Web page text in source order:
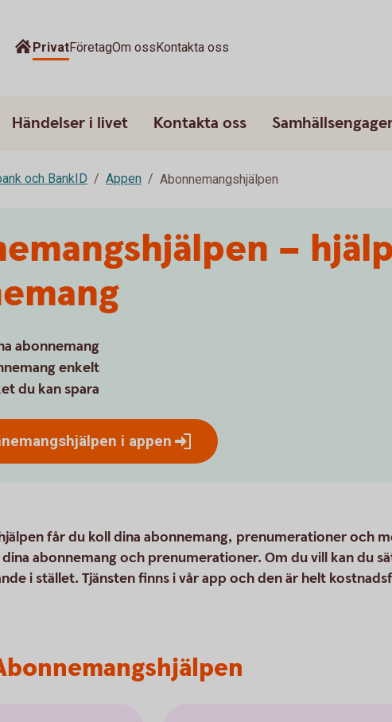
PrivatFöretagOm ossKontakta oss
Händelser i livet Kontakta oss
och BankID Appen Abonnemangshjälpen
–
abonnemang
enkelt
du kan spara
i appen
får du koll dina abonnemang, prenumerationer och
dina abonnemang och prenumerationer. Om du vill kan du
i stället. Tjänsten finns i vår app och den är helt